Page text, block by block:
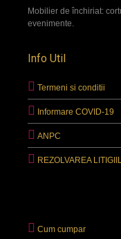
Mobilier de închiriat:
evenimente.
Info Util
Termeni si conditii
Informare COVID-19
ANPC
REZOLVAREA
Cum cumpar